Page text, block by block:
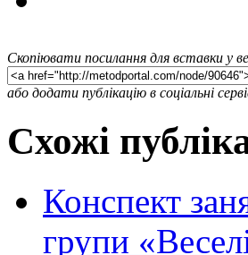
Скопіювати посилання для вставки у
або додати публікацію в соціальні
Схожі
Конспект
групи